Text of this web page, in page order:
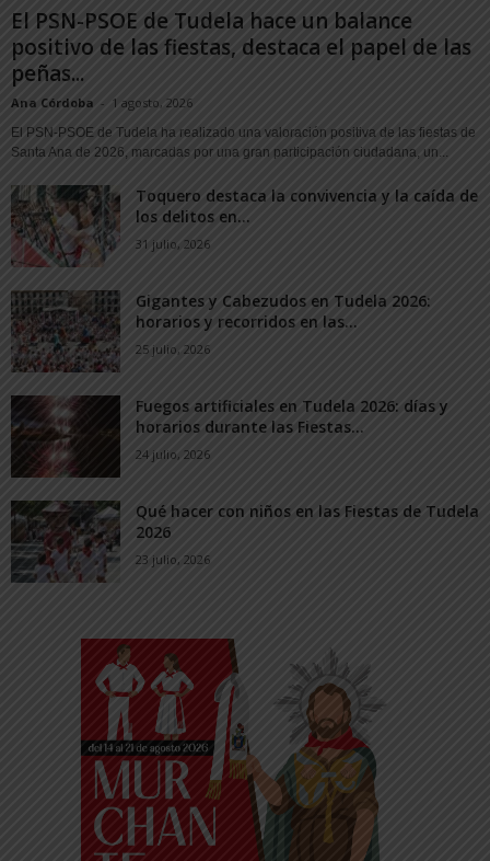
El PSN-PSOE de Tudela hace un balance
positivo de las fiestas, destaca el papel de las
peñas...
Ana Córdoba - 1 agosto, 2026
El PSN-PSOE de Tudela ha realizado una valoración positiva de las fiestas de
Santa Ana de 2026, marcadas por una gran participación ciudadana, un...
Toquero destaca la convivencia y la caída de
los delitos en...
31 julio, 2026
Gigantes y Cabezudos en Tudela 2026:
horarios y recorridos en las...
25 julio, 2026
Fuegos artificiales en Tudela 2026: días y
horarios durante las Fiestas...
24 julio, 2026
Qué hacer con niños en las Fiestas de Tudela
2026
23 julio, 2026